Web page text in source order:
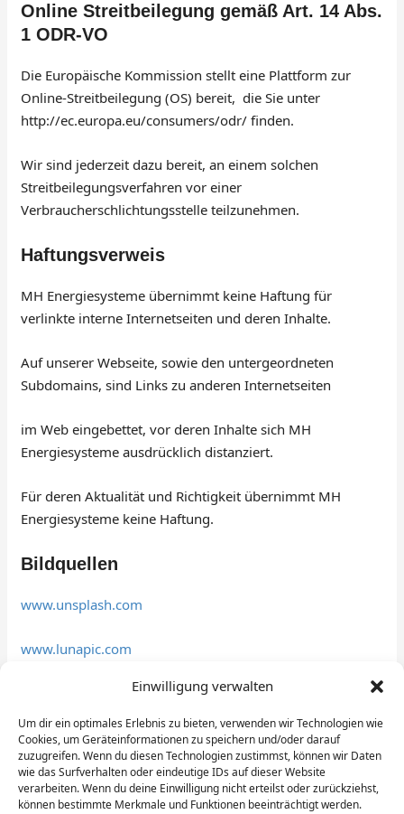
Einwilligung verwalten
Um dir ein optimales Erlebnis zu bieten, verwenden wir Technologien wie
Cookies, um Geräteinformationen zu speichern und/oder darauf
zuzugreifen. Wenn du diesen Technologien zustimmst, können wir Daten
wie das Surfverhalten oder eindeutige IDs auf dieser Website
verarbeiten. Wenn du deine Einwilligung nicht erteilst oder zurückziehst,
können bestimmte Merkmale und Funktionen beeinträchtigt werden.
Online Streitbeilegung gemäß Art. 14 Abs.
1 ODR-VO
Die Europäische Kommission stellt eine Plattform zur
Online-Streitbeilegung (OS) bereit, die Sie unter
http://ec.europa.eu/consumers/odr/ finden.
Wir sind jederzeit dazu bereit, an einem solchen
Streitbeilegungsverfahren vor einer
Verbraucherschlichtungsstelle teilzunehmen.
Haftungsverweis
MH Energiesysteme übernimmt keine Haftung für
verlinkte interne Internetseiten und deren Inhalte.
Auf unserer Webseite, sowie den untergeordneten
Subdomains, sind Links zu anderen Internetseiten
im Web eingebettet, vor deren Inhalte sich MH
Energiesysteme ausdrücklich distanziert.
Für deren Aktualität und Richtigkeit übernimmt MH
Energiesysteme keine Haftung.
Bildquellen
www.unsplash.com
www.lunapic.com
www.pixabay.com
www.pexels.com